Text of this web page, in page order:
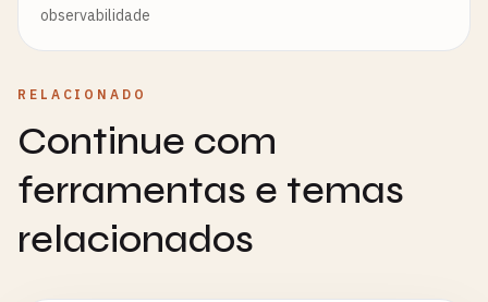
observabilidade
RELACIONADO
Continue com
ferramentas e temas
relacionados